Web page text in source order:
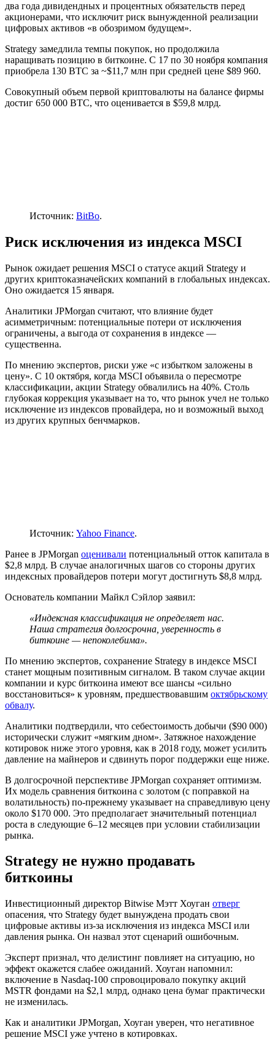
два года дивидендных и процентных обязательств перед
акционерами, что исключит риск вынужденной реализации
цифровых активов «в обозримом будущем».
Strategy замедлила темпы покупок, но продолжила
наращивать позицию в биткоине. С 17 по 30 ноября компания
приобрела 130 BTC за ~$11,7 млн при средней цене $89 960.
Совокупный объем первой криптовалюты на балансе фирмы
достиг 650 000 BTC, что оценивается в $59,8 млрд.
Источник: BitBo.
Риск исключения из индекса MSCI
Рынок ожидает решения MSCI о статусе акций Strategy и
других криптоказначейских компаний в глобальных индексах.
Оно ожидается 15 января.
Аналитики JPMorgan считают, что влияние будет
асимметричным: потенциальные потери от исключения
ограничены, а выгода от сохранения в индексе —
существенна.
По мнению экспертов, риски уже «с избытком заложены в
цену». С 10 октября, когда MSCI объявила о пересмотре
классификации, акции Strategy обвалились на 40%. Столь
глубокая коррекция указывает на то, что рынок учел не только
исключение из индексов провайдера, но и возможный выход
из других крупных бенчмарков.
Источник: Yahoo Finance.
Ранее в JPMorgan оценивали потенциальный отток капитала в
$2,8 млрд. В случае аналогичных шагов со стороны других
индексных провайдеров потери могут достигнуть $8,8 млрд.
Основатель компании Майкл Сэйлор заявил:
«Индексная классификация не определяет нас.
Наша стратегия долгосрочна, уверенность в
биткоине — непоколебима».
По мнению экспертов, сохранение Strategy в индексе MSCI
станет мощным позитивным сигналом. В таком случае акции
компании и курс биткоина имеют все шансы «сильно
восстановиться» к уровням, предшествовавшим октябрьскому
обвалу.
Аналитики подтвердили, что себестоимость добычи ($90 000)
исторически служит «мягким дном». Затяжное нахождение
котировок ниже этого уровня, как в 2018 году, может усилить
давление на майнеров и сдвинуть порог поддержки еще ниже.
В долгосрочной перспективе JPMorgan сохраняет оптимизм.
Их модель сравнения биткоина с золотом (с поправкой на
волатильность) по-прежнему указывает на справедливую цену
около $170 000. Это предполагает значительный потенциал
роста в следующие 6–12 месяцев при условии стабилизации
рынка.
Strategy не нужно продавать
биткоины
Инвестиционный директор Bitwise Мэтт Хоуган отверг
опасения, что Strategy будет вынуждена продать свои
цифровые активы из-за исключения из индекса MSCI или
давления рынка. Он назвал этот сценарий ошибочным.
Эксперт признал, что делистинг повлияет на ситуацию, но
эффект окажется слабее ожиданий. Хоуган напомнил:
включение в Nasdaq-100 спровоцировало покупку акций
MSTR фондами на $2,1 млрд, однако цена бумаг практически
не изменилась.
Как и аналитики JPMorgan, Хоуган уверен, что негативное
решение MSCI уже учтено в котировках.